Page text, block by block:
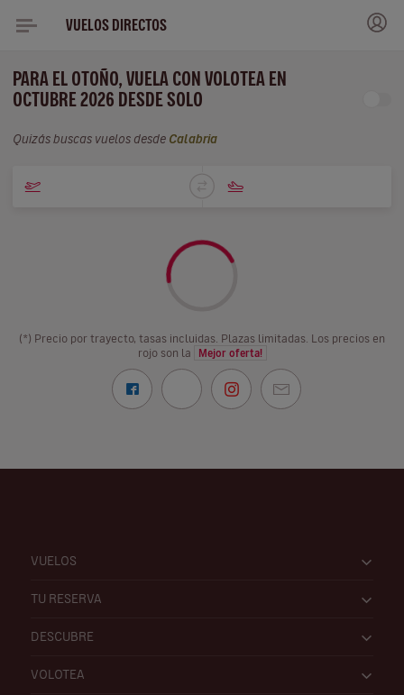
VUELOS DIRECTOS
PARA EL OTOÑO, VUELA CON VOLOTEA EN
OCTUBRE 2026 DESDE SOLO
Quizás buscas vuelos desde Calabria
(*) Precio por trayecto, tasas incluidas. Plazas limitadas. Los precios en
rojo son la
Mejor oferta!
VUELOS
TU RESERVA
DESCUBRE
VOLOTEA